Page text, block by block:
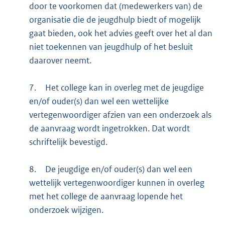
door te voorkomen dat (medewerkers van) de
organisatie die de jeugdhulp biedt of mogelijk
gaat bieden, ook het advies geeft over het al dan
niet toekennen van jeugdhulp of het besluit
daarover neemt.
7.
Het college kan in overleg met de jeugdige
en/of ouder(s) dan wel een wettelijke
vertegenwoordiger afzien van een onderzoek als
de aanvraag wordt ingetrokken. Dat wordt
schriftelijk bevestigd.
8.
De jeugdige en/of ouder(s) dan wel een
wettelijk vertegenwoordiger kunnen in overleg
met het college de aanvraag lopende het
onderzoek wijzigen.